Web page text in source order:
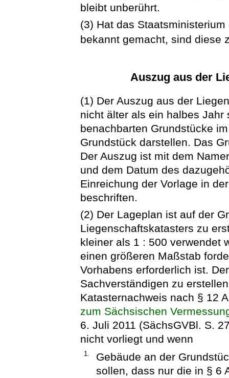
bleibt unberührt.
(3) Hat das
bekannt gemacht, sind diese
Auszug aus der
(1) Der Auszug aus der
nicht älter als ein halbes
benachbarten Grundstücke
Grundstück darstellen. Das
Der Auszug ist mit dem
und dem Datum des
Einreichung der Vorlage in
beschriften.
(2) Der Lageplan ist auf der
Liegenschaftskatasters zu
kleiner als 1 : 500 verwendet
einen größeren Maßstab
Vorhabens erforderlich ist.
Sachverständigen zu
Katasternachweis nach § 12
zum Sächsischen
6. Juli 2011 (SächsGVBl. S.
nicht vorliegt und wenn
1.
Gebäude an der
sollen, dass nur die in § 6